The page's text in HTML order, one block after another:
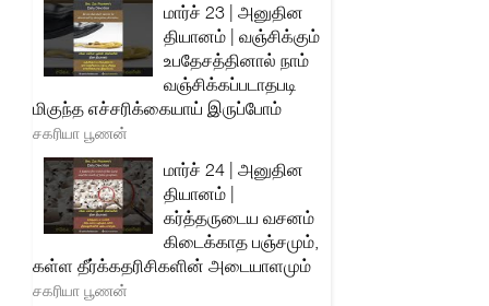
மார்ச் 23 | அனுதின
தியானம் | வஞ்சிக்கும்
உபதேசத்தினால் நாம்
வஞ்சிக்கப்படாதபடி
மிகுந்த எச்சரிக்கையாய் இருப்போம்
சகரியா பூணன்
மார்ச் 24 | அனுதின
தியானம் |
கர்த்தருடைய வசனம்
கிடைக்காத பஞ்சமும்,
கள்ள தீர்க்கதரிசிகளின் அடையாளமும்
சகரியா பூணன்